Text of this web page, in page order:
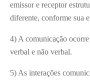
emissor e receptor
diferente, conforme sua
4) A comunicação
verbal e não verbal.
5) As interações